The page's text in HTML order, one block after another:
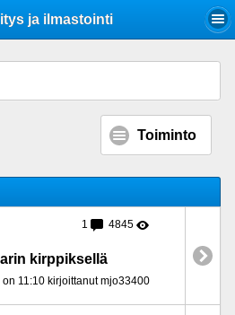
ja ilmastointi
Toiminto
1 4845
kirppiksellä
11:10 kirjoittanut mjo33400